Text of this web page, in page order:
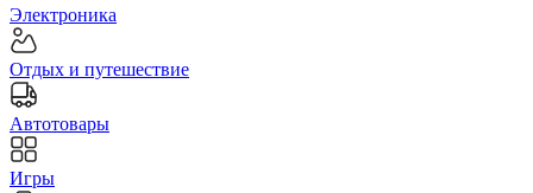
Электроника
Отдых и путешествие
Автотовары
Игры